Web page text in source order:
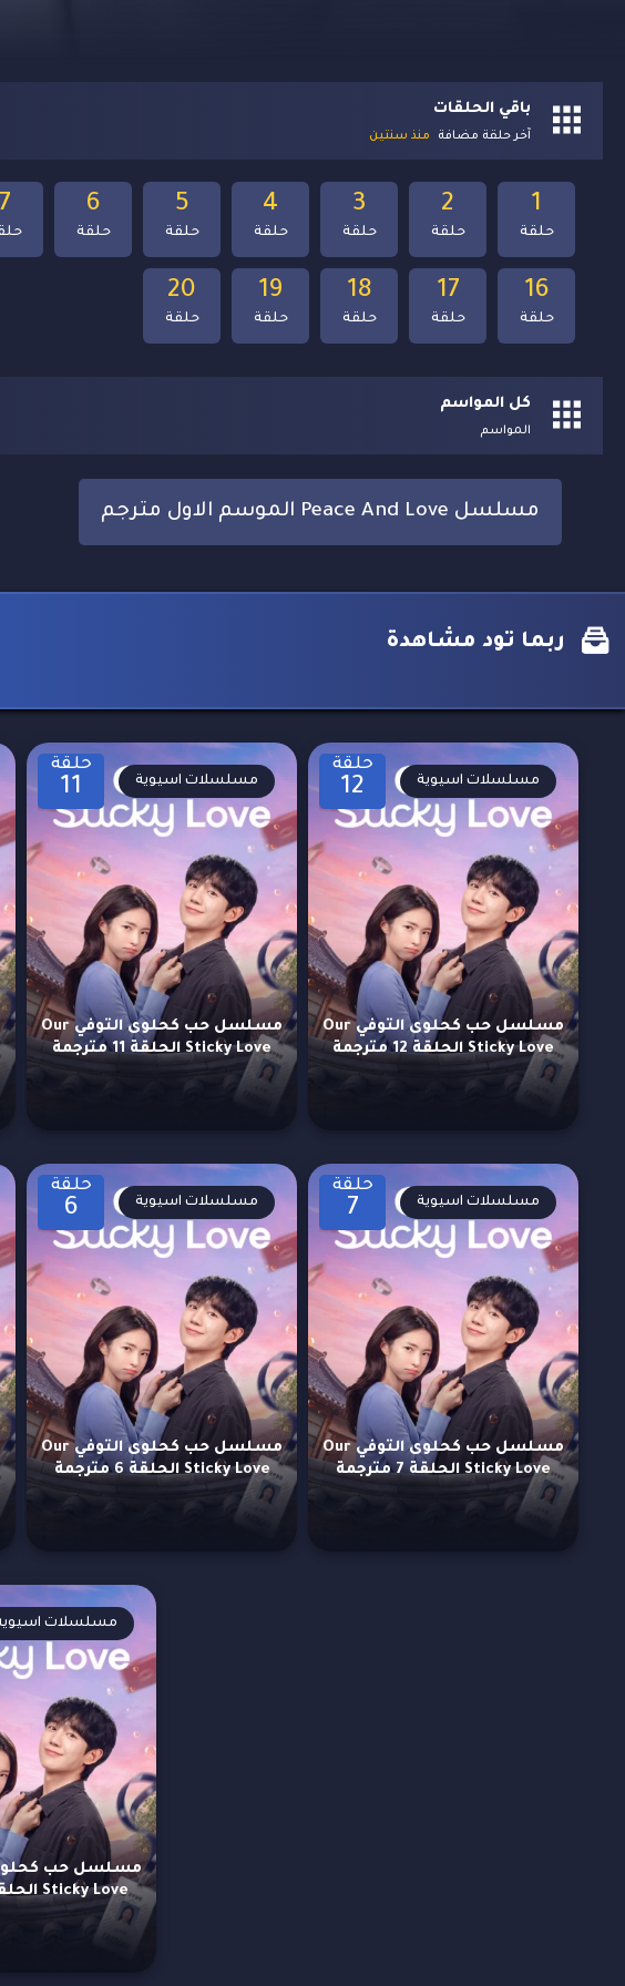
باقي الحلقات
آخر حلقة مضافة منذ سنتين
20
حلقة
19
حلقة
18
حلقة
17
حلقة
16
حلقة
7 6
حلقة
5
حلقة
4
حلقة
3
حلقة
2
حلقة
1
حلقة
كل المواسم
المواسم
مسلسل Peace And Love الموسم الاول مترجم
ربما تود مشاهدة
حلقة
12
مسلسل حب كحلوى التوفي Our
Sticky Love الحلقة 12 مترجمة
مسلسلات اسيوية
حلقة
11
مسلسل حب كحلوى التوفي Our
Sticky Love الحلقة 11 مترجمة
مسلسلات اسيوية
حلقة
7
مسلسل حب كحلوى التوفي Our
Sticky Love الحلقة 7 مترجمة
مسلسلات اسيوية
حلقة
6
مسلسل حب كحلوى التوفي Our
Sticky Love الحلقة 6 مترجمة
مسلسلات اسيوية
Sticky Love الحلقة 2 مترجمة
مسلسلات